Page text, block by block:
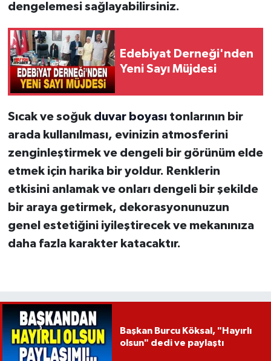
dengelemesi sağlayabilirsiniz.
Edebiyat Derneği'nden
Yeni Sayı Müjdesi
Sıcak ve soğuk duvar boyasıtonlarının bir
arada kullanılması, evinizin atmosferini
zenginleştirmek ve dengeli bir görünüm elde
etmek için harika bir yoldur. Renklerin
etkisini anlamak ve onları dengeli bir şekilde
bir araya getirmek, dekorasyonunuzun
genel estetiğini iyileştirecek ve mekanınıza
daha fazla karakter katacaktır.
Başkan Burcu Köksal, "Hayırlı
olsun" dedi ve paylaştı